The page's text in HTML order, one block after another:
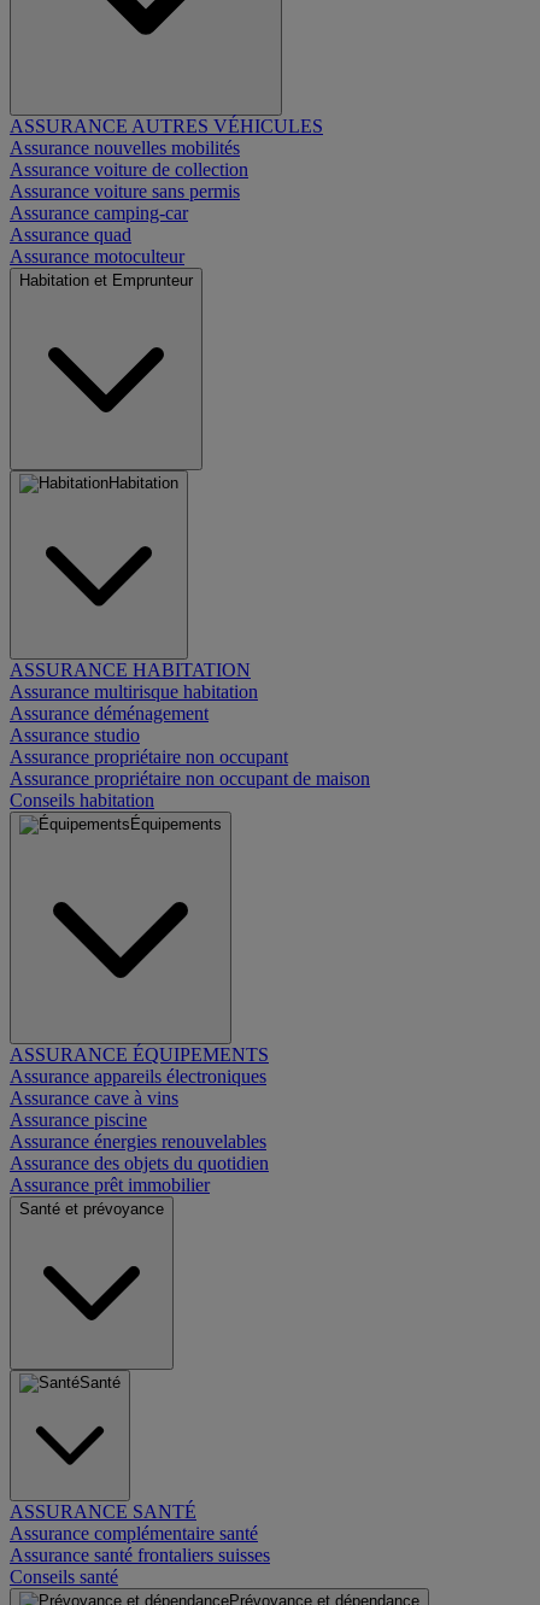
ASSURANCE AUTRES VÉHICULES
Assurance nouvelles mobilités
Assurance voiture de collection
Assurance voiture sans permis
Assurance camping-car
Assurance quad
Assurance motoculteur
Habitation et Emprunteur
Habitation
ASSURANCE HABITATION
Assurance multirisque habitation
Assurance déménagement
Assurance studio
Assurance propriétaire non occupant
Assurance propriétaire non occupant de maison
Conseils habitation
Équipements
ASSURANCE ÉQUIPEMENTS
Assurance appareils électroniques
Assurance cave à vins
Assurance piscine
Assurance énergies renouvelables
Assurance des objets du quotidien
Assurance prêt immobilier
Santé et prévoyance
Santé
ASSURANCE SANTÉ
Assurance complémentaire santé
Assurance santé frontaliers suisses
Conseils santé
Prévoyance et dépendance